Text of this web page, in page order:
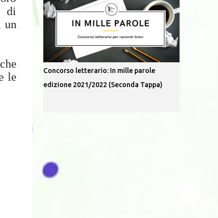
di
un
le
Concorso letterario: In mille parole
edizione 2021/2022 (Seconda Tappa)